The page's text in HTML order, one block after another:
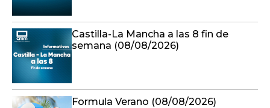
Castilla-La Mancha a las 8 fin de
semana (08/08/2026)
Formula Verano (08/08/2026)